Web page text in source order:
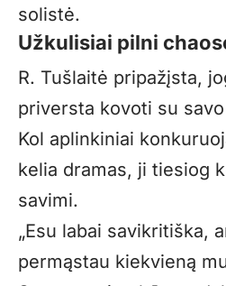
solistė.
Užkulisiai pilni
R. Tušlaitė pripažįsta,
priversta kovoti su
Kol aplinkiniai
kelia dramas, ji tiesiog
savimi.
„Esu labai savikritiška,
permąstau kiekvieną